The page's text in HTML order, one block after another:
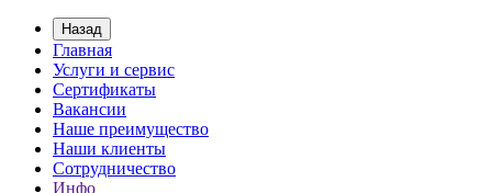
Назад
Главная
Услуги и сервис
Сертификаты
Вакансии
Наше преимущество
Наши клиенты
Сотрудничество
Инфо